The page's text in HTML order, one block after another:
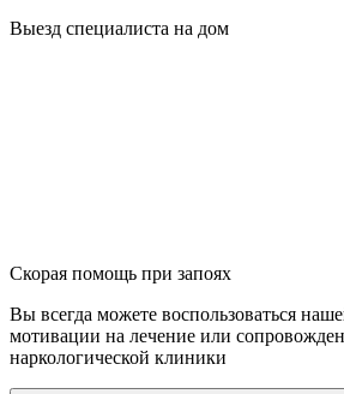
Выезд специалиста на дом
Скорая помощь при запоях
Вы всегда можете воспользоваться
мотивации на лечение или
наркологической клиники